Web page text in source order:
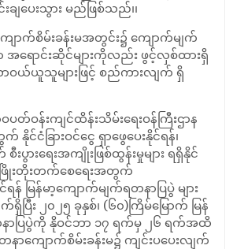
းချပေးသွား မည်ဖြစ်သည်၊၊
ာက်စိမ်းခန်းမအတွင်း၌ ကျောက်မျက်
ရောင်းဆိုင်များကိုလည်း ဖွင့်လှစ်ထားရှိ
ဝယ်ယူသူများဖြင့် စည်ကားလျက် ရှိ
ဝန်းကျင်ထိန်းသိမ်းရေးဝန်ကြီးဌာန
ငံခြားဝင်ငွေ ရှာဖွေပေးနိုင်ရန်၊
းပွားရေးအကျိုးဖြစ်ထွန်းမှုများ ရရှိနိုင်
ဖွံ့ဖြိုးတိုးတက်စေရေးအတွက်
မြန်မာ့ကျောက်မျက်ရတနာပြပွဲ များ
ပြီး ၂၀၂၅ ခုနှစ်၊ (၆၀)ကြိမ်မြောက် မြန်
ာပြပွဲကို နိုဝင်ဘာ ၁၇ ရက်မှ ၂၆ ရက်အထိ
ာကျောက်စိမ်းခန်းမ၌ ကျင်းပပေးလျက်